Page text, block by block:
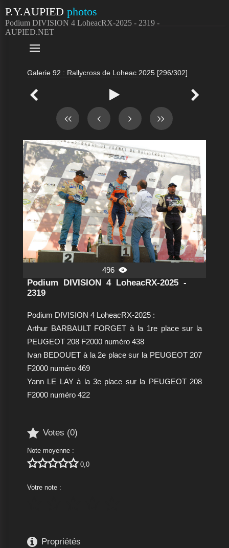
P.Y.AUPIED photos
Podium DIVISION 4 LoheacRX-2025 - 2319 -
AUPIED.NET

Galerie 92 : Rallycross de Loheac 2025 [296/302]
  
496 
Podium DIVISION 4 LoheacRX-2025 -
2319
Podium DIVISION 4 LoheacRX-2025 :
Arthur BARBAULT FORGET à la 1re place sur la
PEUGEOT 208 F2000 numéro 438
Ivan BEDOUET à la 2e place sur la PEUGEOT 207
F2000 numéro 469
Yann LE LAY à la 3e place sur la PEUGEOT 208
F2000 numéro 422
 Votes (0)
Note moyenne :
 0,0
Votre note :
 Propriétés